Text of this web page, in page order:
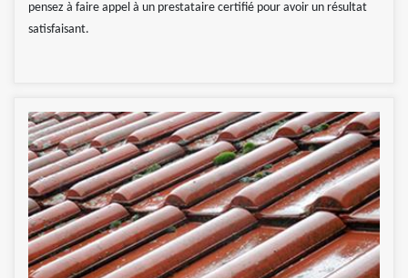
pensez à faire appel à un prestataire certifié pour avoir un résultat
satisfaisant.